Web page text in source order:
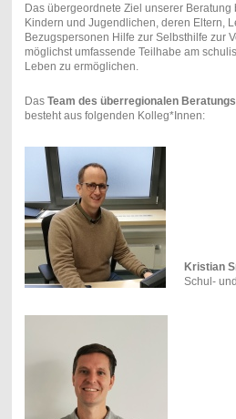
Das übergeordnete Ziel unserer
Kindern und Jugendlichen, deren Eltern,
Bezugspersonen Hilfe zur Selbsthilfe zur
möglichst umfassende Teilhabe am
Leben zu ermöglichen.
Das Team des überregionalen
besteht aus folgenden Kolleg*Innen:
Kristian
Schul-